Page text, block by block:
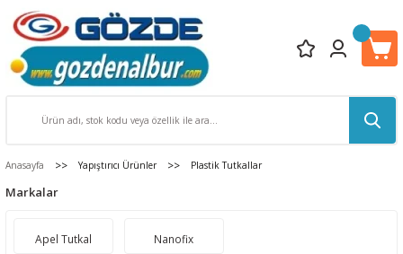
Anasayfa Yapıştırıcı Ürünler Plastik Tutkallar
Markalar
Apel Tutkal Nanofix